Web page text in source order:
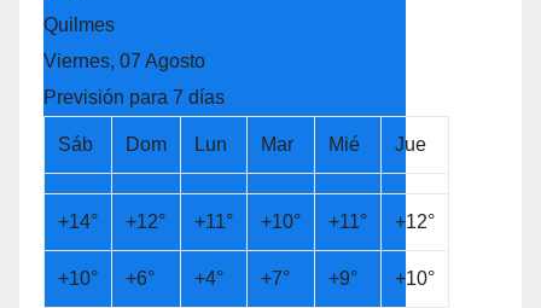
Quilmes
Viernes, 07 Agosto
Previsión para 7 días
Sáb Dom Lun Mar Mié Jue
+14° +12° +11° +10° +11° +12°
+10° +6° +4° +7° +9° +10°